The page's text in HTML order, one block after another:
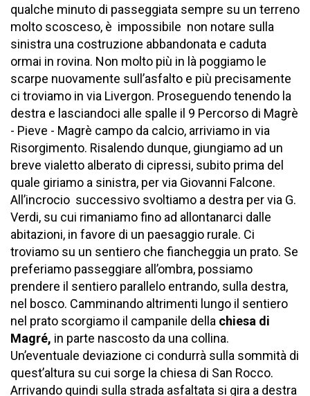
qualche minuto di passeggiata sempre su un terreno
molto scosceso, è impossibile non notare sulla
sinistra una costruzione abbandonata e caduta
ormai in rovina. Non molto più in là poggiamo le
scarpe nuovamente sull’asfalto e più precisamente
ci troviamo in via Livergon. Proseguendo tenendo la
destra e lasciandoci alle spalle il 9 Percorso di Magrè
- Pieve - Magrè campo da calcio, arriviamo in via
Risorgimento. Risalendo dunque, giungiamo ad un
breve vialetto alberato di cipressi, subito prima del
quale giriamo a sinistra, per via Giovanni Falcone.
All’incrocio successivo svoltiamo a destra per via G.
Verdi, su cui rimaniamo fino ad allontanarci dalle
abitazioni, in favore di un paesaggio rurale. Ci
troviamo su un sentiero che fiancheggia un prato. Se
preferiamo passeggiare all’ombra, possiamo
prendere il sentiero parallelo entrando, sulla destra,
nel bosco. Camminando altrimenti lungo il sentiero
nel prato scorgiamo il campanile della chiesa di
Magré, in parte nascosto da una collina.
Un’eventuale deviazione ci condurrà sulla sommità di
quest’altura su cui sorge la chiesa di San Rocco.
Arrivando quindi sulla strada asfaltata si gira a destra